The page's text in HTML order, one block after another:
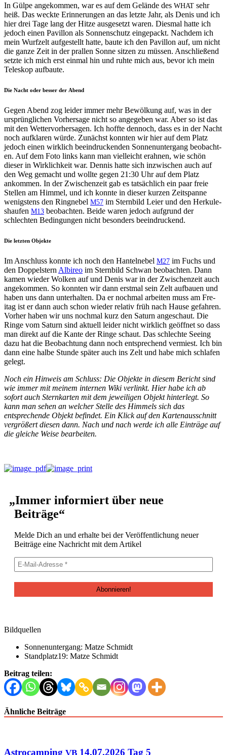
In Gülpe angekom­men, war es auf dem Gelände des WHAT sehr
heiß. Das weck­te Erin­nerun­gen an das let­zte Jahr, als Denis und ich
hier drei Tage lang der Hitze aus­ge­set­zt waren. Dies­mal hat­te ich
jedoch einen Pavil­lon als Son­nen­schutz eingepackt. Nach­dem ich
mein Wur­fzelt aufgestellt hat­te, baute ich den Pavil­lon auf, um nicht
die ganze Zeit in der prallen Sonne sitzen zu müssen. Anschließend
set­zte ich mich erst ein­mal hin und ruhte mich aus, bevor ich mein
Teleskop aufbaute.
Die Nacht oder besser der Abend
Gegen Abend zog lei­der immer mehr Bewölkung auf, was in der
ursprünglichen Vorher­sage nicht so angegeben war. Aber so ist das
mit den Wet­ter­vorher­sagen. Ich hoffte den­noch, dass es in der Nacht
noch aufk­laren würde. Zunächst kon­nten wir hier auf dem Platz
jedoch einen wirk­lich beein­druck­enden Son­nenun­ter­gang beobacht­
en. Auf dem Foto links kann man vielle­icht erah­nen, wie schön
dieser in Wirk­lichkeit war. Den­nis hat­te sich inzwis­chen auch auf
den Weg gemacht und wollte gegen 21:30 Uhr auf dem Platz
ankom­men. In der Zwis­chen­zeit gab es tat­säch­lich ein paar freie
Stellen am Him­mel, und ich kon­nte in dieser kurzen Zeitspanne
wenig­stens den Ringnebel M57 im Stern­bild Leier und den Herkule­
shaufen M13 beobacht­en. Bei­de waren jedoch auf­grund der
schlecht­en Bedin­gun­gen nicht beson­ders beeindruckend.
Die letzten Objekte
Im Anschluss kon­nte ich noch den Hantel­nebel M27 im Fuchs und
den Dop­pel­stern Albireo im Stern­bild Schwan beobacht­en. Dann
kamen wieder Wolken auf und Denis war in der Zwis­chen­zeit auch
angekom­men. So kon­nten wir dann erst­mal sein Zelt auf­bauen und
haben uns dann unter­hal­ten. Da er nochmal arbeit­en muss am Fre­
itag ist er dann auch schon wieder rel­a­tiv früh nach Hause gefahren.
Vorher haben wir uns nochmal kurz den Sat­urn angeschaut. Die
Ringe vom Sat­urn sind aktuell lei­der nicht wirk­lich geöffnet so dass
man direkt auf die Kante der Ringe schaut. Das schlechte See­ing
dazu hat die Beobach­tung dann noch entsprechend ver­mi­est. Ich bin
dann eine halbe Stunde später auch ins Zelt und habe mich schlafen
gelegt.
Noch ein Hin­weis am Schluss: Die Objek­te in diesem Bericht sind
wie immer mit meinem inter­nen Wiki ver­linkt. Hier habe ich ab
sofort auch Sternkarten mit dem jew­eili­gen Objekt hin­ter­legt. So
kann man sehen an welch­er Stelle des Him­mels sich das
entsprechende Objekt befind­et. Ein Klick auf den Karte­nauss­chnitt
ver­größert diesen dann. Nach und nach werde ich alle Ein­träge auf
die gle­iche Weise bearbeiten.
„Immer informiert über neue
Beiträge“
Melde Dich an und erhalte bei der Veröf­fentlichung neuer
Beiträge eine Nachricht mit dem Artikel
Bildquellen
Son­nenun­ter­gang: Matze Schmidt
Standplatz19: Matze Schmidt
Beitrag teilen:
Ähnliche Beiträge
Astrocamping VB 14.07.2026 Tag 5